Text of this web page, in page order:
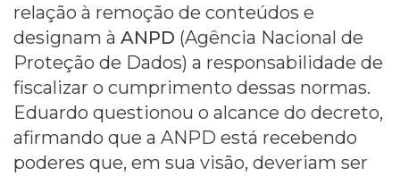
relação à remoção de conteúdos e
designam à ANPD (Agência Nacional de
Proteção de Dados) a responsabilidade de
fiscalizar o cumprimento dessas normas.
Eduardo questionou o alcance do decreto,
afirmando que a ANPD está recebendo
poderes que, em sua visão, deveriam ser